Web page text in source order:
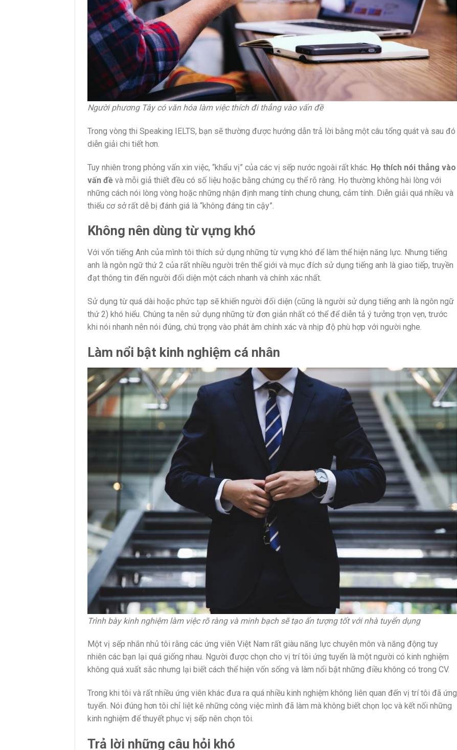
Người phương Tây có văn hóa làm việc thích đi thẳng vào vấn đề
Trong vòng thi Speaking IELTS, bạn sẽ thường được hướng dẫn trả lời bằng một câu tổng quát và sau đó
diễn giải chi tiết hơn.
Tuy nhiên trong phỏng vấn xin việc, “khẩu vị” của các vị sếp nước ngoài rất khác. Họ thích nói thẳng vào
vấn đề và mỗi giả thiết đều có số liệu hoặc bằng chứng cụ thể rõ ràng. Họ thường không hài lòng với
những cách nói lòng vòng hoặc những nhận định mang tính chung chung, cảm tính. Diễn giải quá nhiều và
thiếu cơ sở rất dễ bị đánh giá là “không đáng tin cậy”.
Không nên dùng từ vựng khó
Với vốn tiếng Anh của mình tôi thích sử dụng những từ vựng khó để làm thể hiện năng lực. Nhưng tiếng
anh là ngôn ngữ thứ 2 của rất nhiều người trên thế giới và mục đích sử dụng tiếng anh là giao tiếp, truyền
đạt thông tin đến người đối diện một cách nhanh và chính xác nhất.
Sử dụng từ quá dài hoặc phức tạp sẽ khiến người đối diện (cũng là người sử dụng tiếng anh là ngôn ngữ
thứ 2) khó hiểu. Chúng ta nên sử dụng những từ đơn giản nhất có thể để diễn tả ý tưởng trọn vẹn, trước
khi nói nhanh nên nói đúng, chú trọng vào phát âm chính xác và nhịp độ phù hợp với người nghe.
Làm nổi bật kinh nghiệm cá nhân
Trình bày kinh nghiệm làm việc rõ ràng và minh bạch sẽ tạo ấn tượng tốt với nhà tuyển dụng
Một vị sếp nhắn nhủ tôi rằng các ứng viên Việt Nam rất giàu năng lực chuyên môn và năng động tuy
nhiên các bạn lại quá giống nhau. Người được chọn cho vị trí tôi ứng tuyển là một người có kinh nghiệm
không quá xuất sắc nhưng lại biết cách thể hiện vốn sống và làm nổi bật những điều không có trong CV.
Trong khi tôi và rất nhiều ứng viên khác đưa ra quá nhiều kinh nghiệm không liên quan đến vị trí tôi đã ứng
tuyển. Nói đúng hơn tôi chỉ liệt kê những công việc mình đã làm mà không biết chọn lọc và kết nối những
kinh nghiệm để thuyết phục vị sếp nên chọn tôi.
Trả lời những câu hỏi khó